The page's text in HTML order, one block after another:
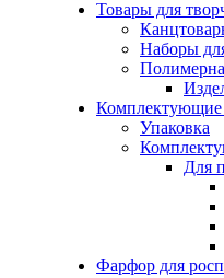
Товары для
Наборы
Комплектующие
Упаковка
Для
Фарфор для